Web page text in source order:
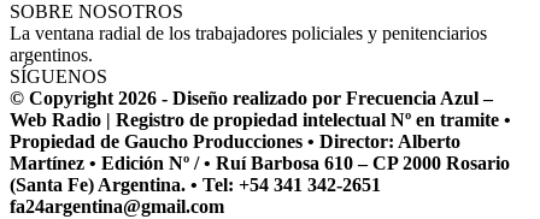
SOBRE NOSOTROS
La ventana radial de los trabajadores policiales y penitenciarios
argentinos.
SÍGUENOS
© Copyright 2026 - Diseño realizado por Frecuencia Azul –
Web Radio | Registro de propiedad intelectual Nº en tramite •
Propiedad de Gaucho Producciones • Director: Alberto
Martínez • Edición Nº / • Ruí Barbosa 610 – CP 2000 Rosario
(Santa Fe) Argentina. • Tel: +54 341 342-2651
fa24argentina@gmail.com